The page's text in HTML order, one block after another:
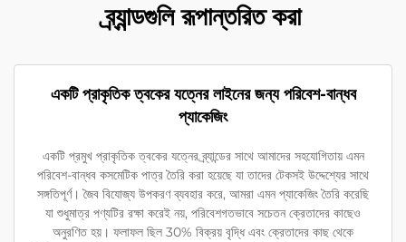
ব্র্যান্ডগুলি রূপান্তরিত করা
একটি প্রাকৃতিক ত্বকের যত্নের লাইনের জন্য পরিবেশ-বান্ধব
প্যাকেজিং
একটি প্রমুখ প্রাকৃতিক ত্বকের যত্নের ব্র্যান্ডের সাথে আমাদের সহযোগিতায় এমন
পরিবেশ-বান্ধব কসমেটিক পাত্র তৈরি করা হয়েছে যা তাদের টেকসই উদ্দেশ্যের সাথে
সঙ্গতিপূর্ণ। জৈব বিযোজ্য উপকরণ ব্যবহার করে, আমরা এমন প্যাকেজিং তৈরি করেছি
যা শুধুমাত্র পণ্যটির রক্ষা করেই নয়, পরিবেশগতভাবে সচেতন ক্রেতাদের কাছেও
অনুরণিত হয়। ফলাফল ছিল 30% বিক্রয় বৃদ্ধি এবং ক্রেতাদের কাছ থেকে